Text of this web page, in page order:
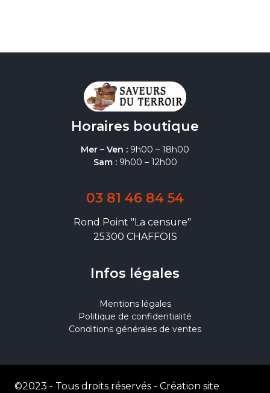
Horaires boutique
Mer – Ven : 9h00 – 18h00
Sam :9h00 – 12h00
03 81 46 84 54
Rond Point "La censure"
25300 CHAFFOIS
Infos légales
Mentions légales
Politique de confidentialité
Conditions générales de ventes
©2023 - Tous droits réservés - Création site